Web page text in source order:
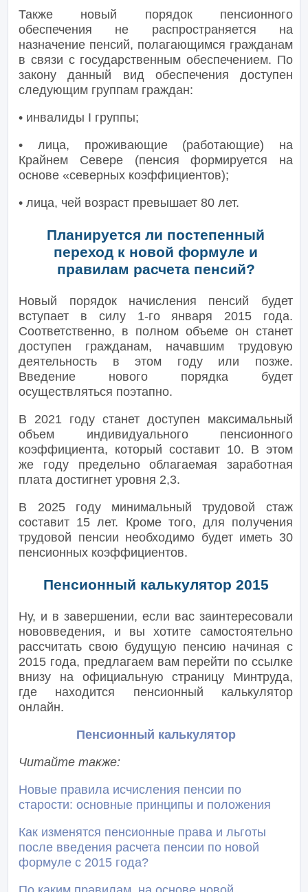
Также новый порядок пенсионного
обеспечения не распространяется на
назначение пенсий, полагающимся гражданам
в связи с государственным обеспечением. По
закону данный вид обеспечения доступен
следующим группам граждан:
• инвалиды I группы;
• лица, проживающие (работающие) на
Крайнем Севере (пенсия формируется на
основе «северных коэффициентов);
• лица, чей возраст превышает 80 лет.
Планируется ли постепенный
переход к новой формуле и
правилам расчета пенсий?
Новый порядок начисления пенсий будет
вступает в силу 1-го января 2015 года.
Соответственно, в полном объеме он станет
доступен гражданам, начавшим трудовую
деятельность в этом году или позже.
Введение нового порядка будет
осуществляться поэтапно.
В 2021 году станет доступен максимальный
объем индивидуального пенсионного
коэффициента, который составит 10. В этом
же году предельно облагаемая заработная
плата достигнет уровня 2,3.
В 2025 году минимальный трудовой стаж
составит 15 лет. Кроме того, для получения
трудовой пенсии необходимо будет иметь 30
пенсионных коэффициентов.
Пенсионный калькулятор 2015
Ну, и в завершении, если вас заинтересовали
нововведения, и вы хотите самостоятельно
рассчитать свою будущую пенсию начиная с
2015 года, предлагаем вам перейти по ссылке
внизу на официальную страницу Минтруда,
где находится пенсионный калькулятор
онлайн.
Пенсионный калькулятор
Читайте также:
Новые правила исчисления пенсии по
старости: основные принципы и положения
Как изменятся пенсионные права и льготы
после введения расчета пенсии по новой
формуле с 2015 года?